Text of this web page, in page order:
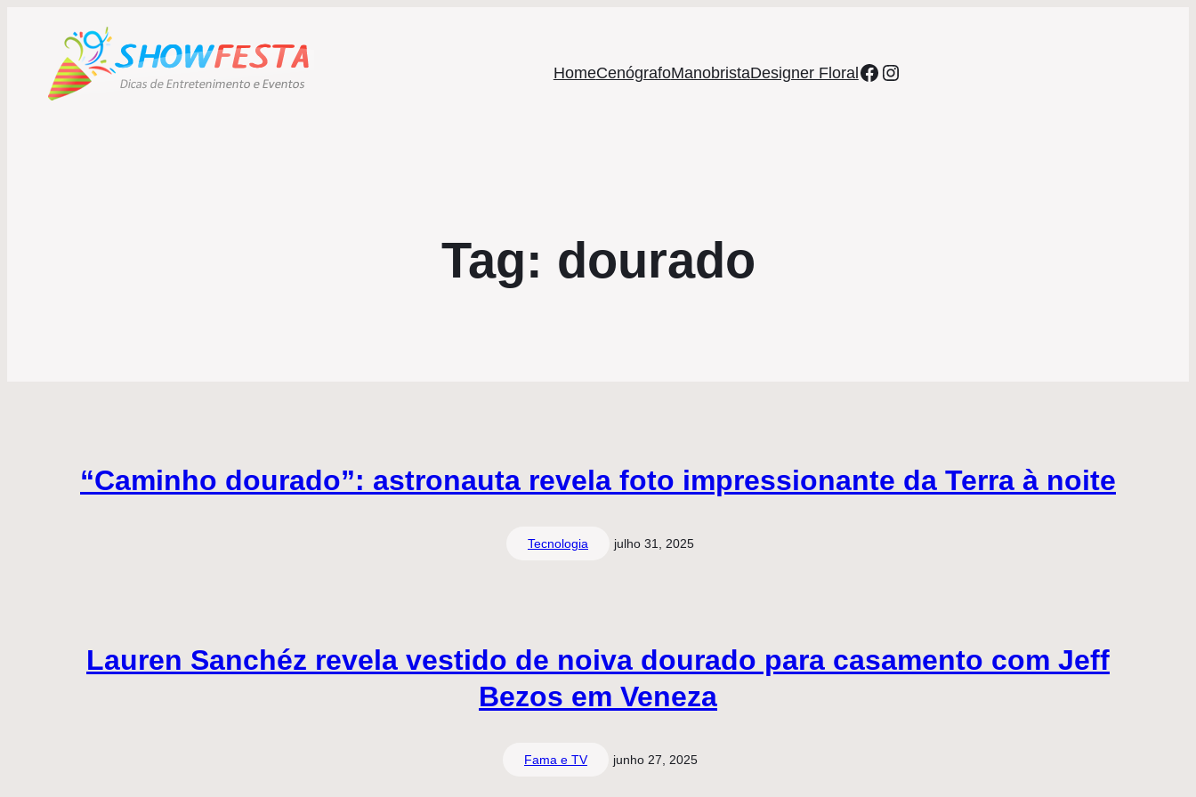
HomeCenógrafoManobristaDesigner FloralFacebook
Instagram
Tag: dourado
“Caminho dourado”: astronauta revela foto impressionante da Terra à noite
Tecnologia julho 31, 2025
Lauren Sanchéz revela vestido de noiva dourado para casamento com Jeff
Bezos em Veneza
Fama e TV junho 27, 2025